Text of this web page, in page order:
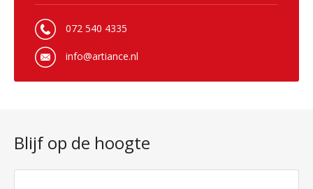
072 540 4335
info@artiance.nl
Blijf op de hoogte